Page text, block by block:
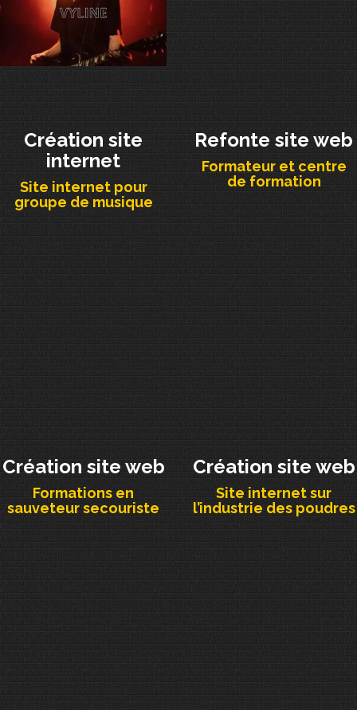
Création site
internet
Site internet pour
groupe de musique
Refonte site web
Formateur et centre
de formation
Création site web
Formations en
sauveteur secouriste
Création site web
Site internet sur
l’industrie des poudres